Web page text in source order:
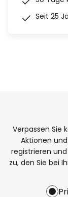
Seit 25
Verpassen Sie
Aktionen
registrieren
zu, den Sie bei